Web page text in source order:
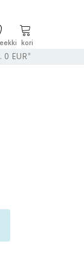
Ostoskori
0 EUR*